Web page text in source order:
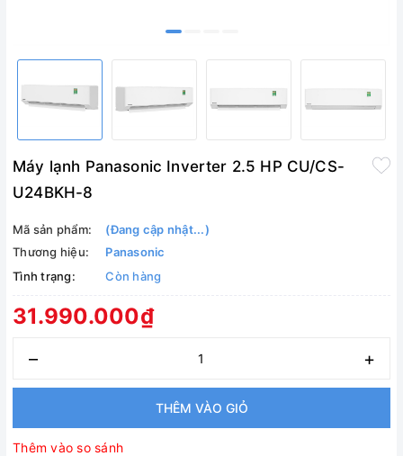
Máy lạnh Panasonic Inverter 2.5 HP CU/CS-
U24BKH-8
Mã sản phẩm:
(Đang cập nhật...)
Thương hiệu:
Panasonic
Tình trạng:
Còn hàng
31.990.000₫
– +
THÊM VÀO GIỎ
Thêm vào so sánh